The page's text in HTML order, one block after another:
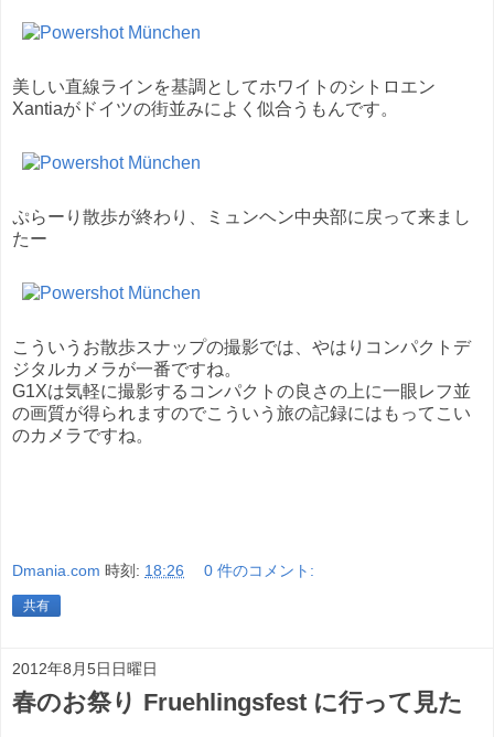
美しい直線ラインを基調としてホワイトのシトロエン
Xantiaがドイツの街並みによく似合うもんです。
ぷらーり散歩が終わり、ミュンヘン中央部に戻って来まし
たー
こういうお散歩スナップの撮影では、やはりコンパクトデ
ジタルカメラが一番ですね。
G1Xは気軽に撮影するコンパクトの良さの上に一眼レフ並
の画質が得られますのでこういう旅の記録にはもってこい
のカメラですね。
Dmania.com 時刻: 18:26 0 件のコメント:
共有
2012年8月5日日曜日
春のお祭り Fruehlingsfest に行って見た